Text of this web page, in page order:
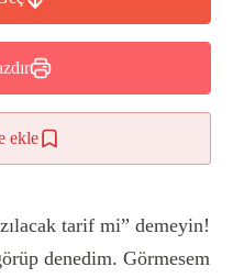
ekle
tarif mi” demeyin!
denedim. Görmesem